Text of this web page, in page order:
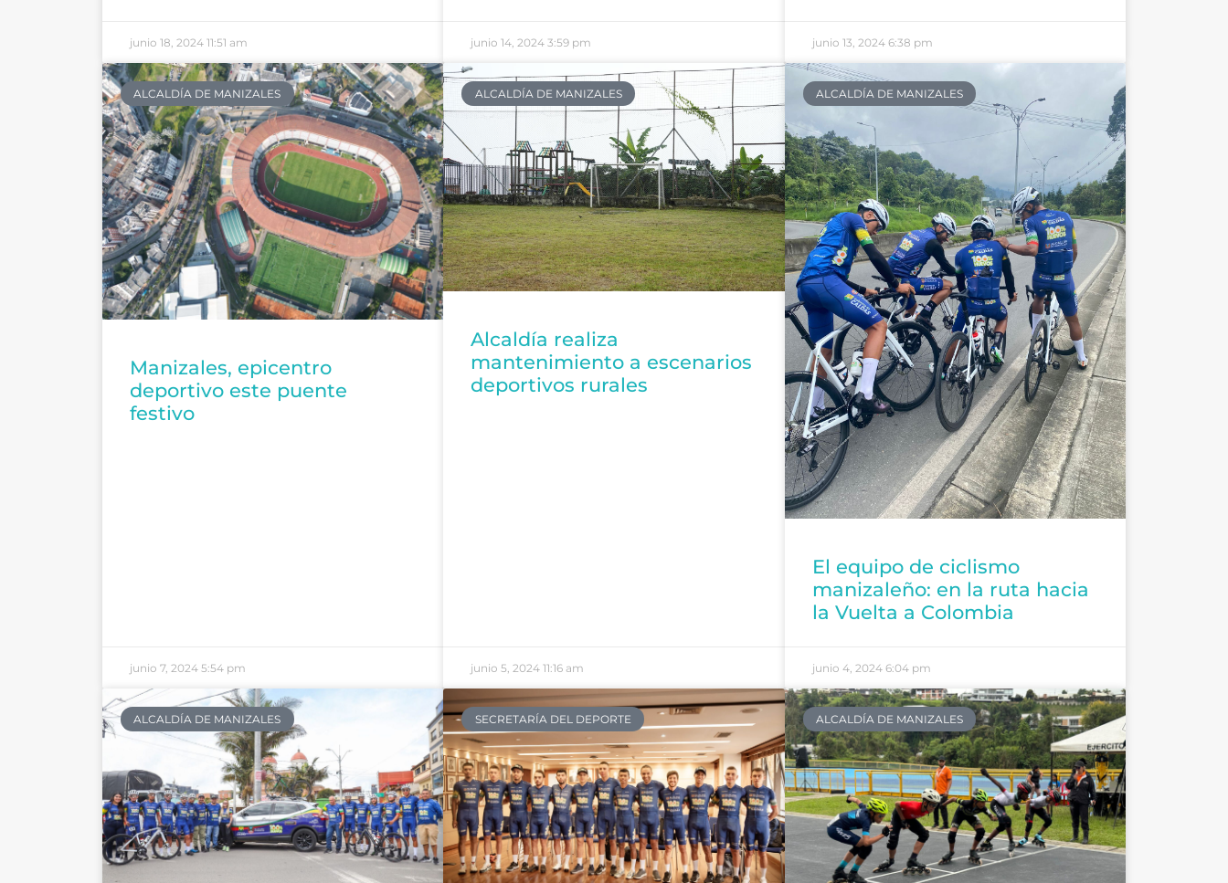
junio 18, 2024 11:51 am junio 14, 20243:59 pm junio 13, 2024 6:38 pm
ALCALDÍA DE MANIZALES
Manizales, epicentro
deportivo este puente
festivo
junio 7, 2024 5:54 pm
ALCALDÍA DE MANIZALES
Alcaldía realiza
mantenimiento a escenarios
deportivos rurales
junio 5, 202411:16 am
ALCALDÍA DE MANIZALES
El equipo de ciclismo
manizaleño: en la ruta hacia
la Vuelta a Colombia
junio 4, 2024 6:04 pm
ALCALDÍA DE MANIZALES SECRETARÍA DEL DEPORTE ALCALDÍA DE MANIZALES